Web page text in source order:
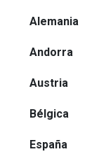
Alemania
Andorra
Austria
Bélgica
España